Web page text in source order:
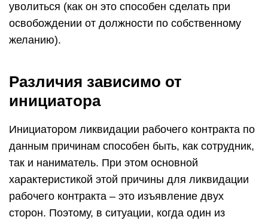
уволиться (как он это способен сделать при
освобождении от должности по собственному
желанию).
Различия зависимо от
инициатора
Инициатором ликвидации рабочего контракта по
данным причинам способен быть, как сотрудник,
так и наниматель. При этом основной
характеристикой этой причины для ликвидации
рабочего контракта – это изъявление двух
сторон. Поэтому, в ситуации, когда один из